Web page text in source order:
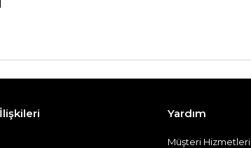
Yardım
Müşteri Hizmetleri